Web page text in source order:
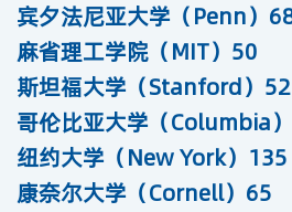
宾夕法尼亚大学（Penn）
麻省理工学院（MIT）50
斯坦福大学（Stanford）52
哥伦比亚大学（Columbia
纽约大学（New York）135
康奈尔大学（Cornell）65